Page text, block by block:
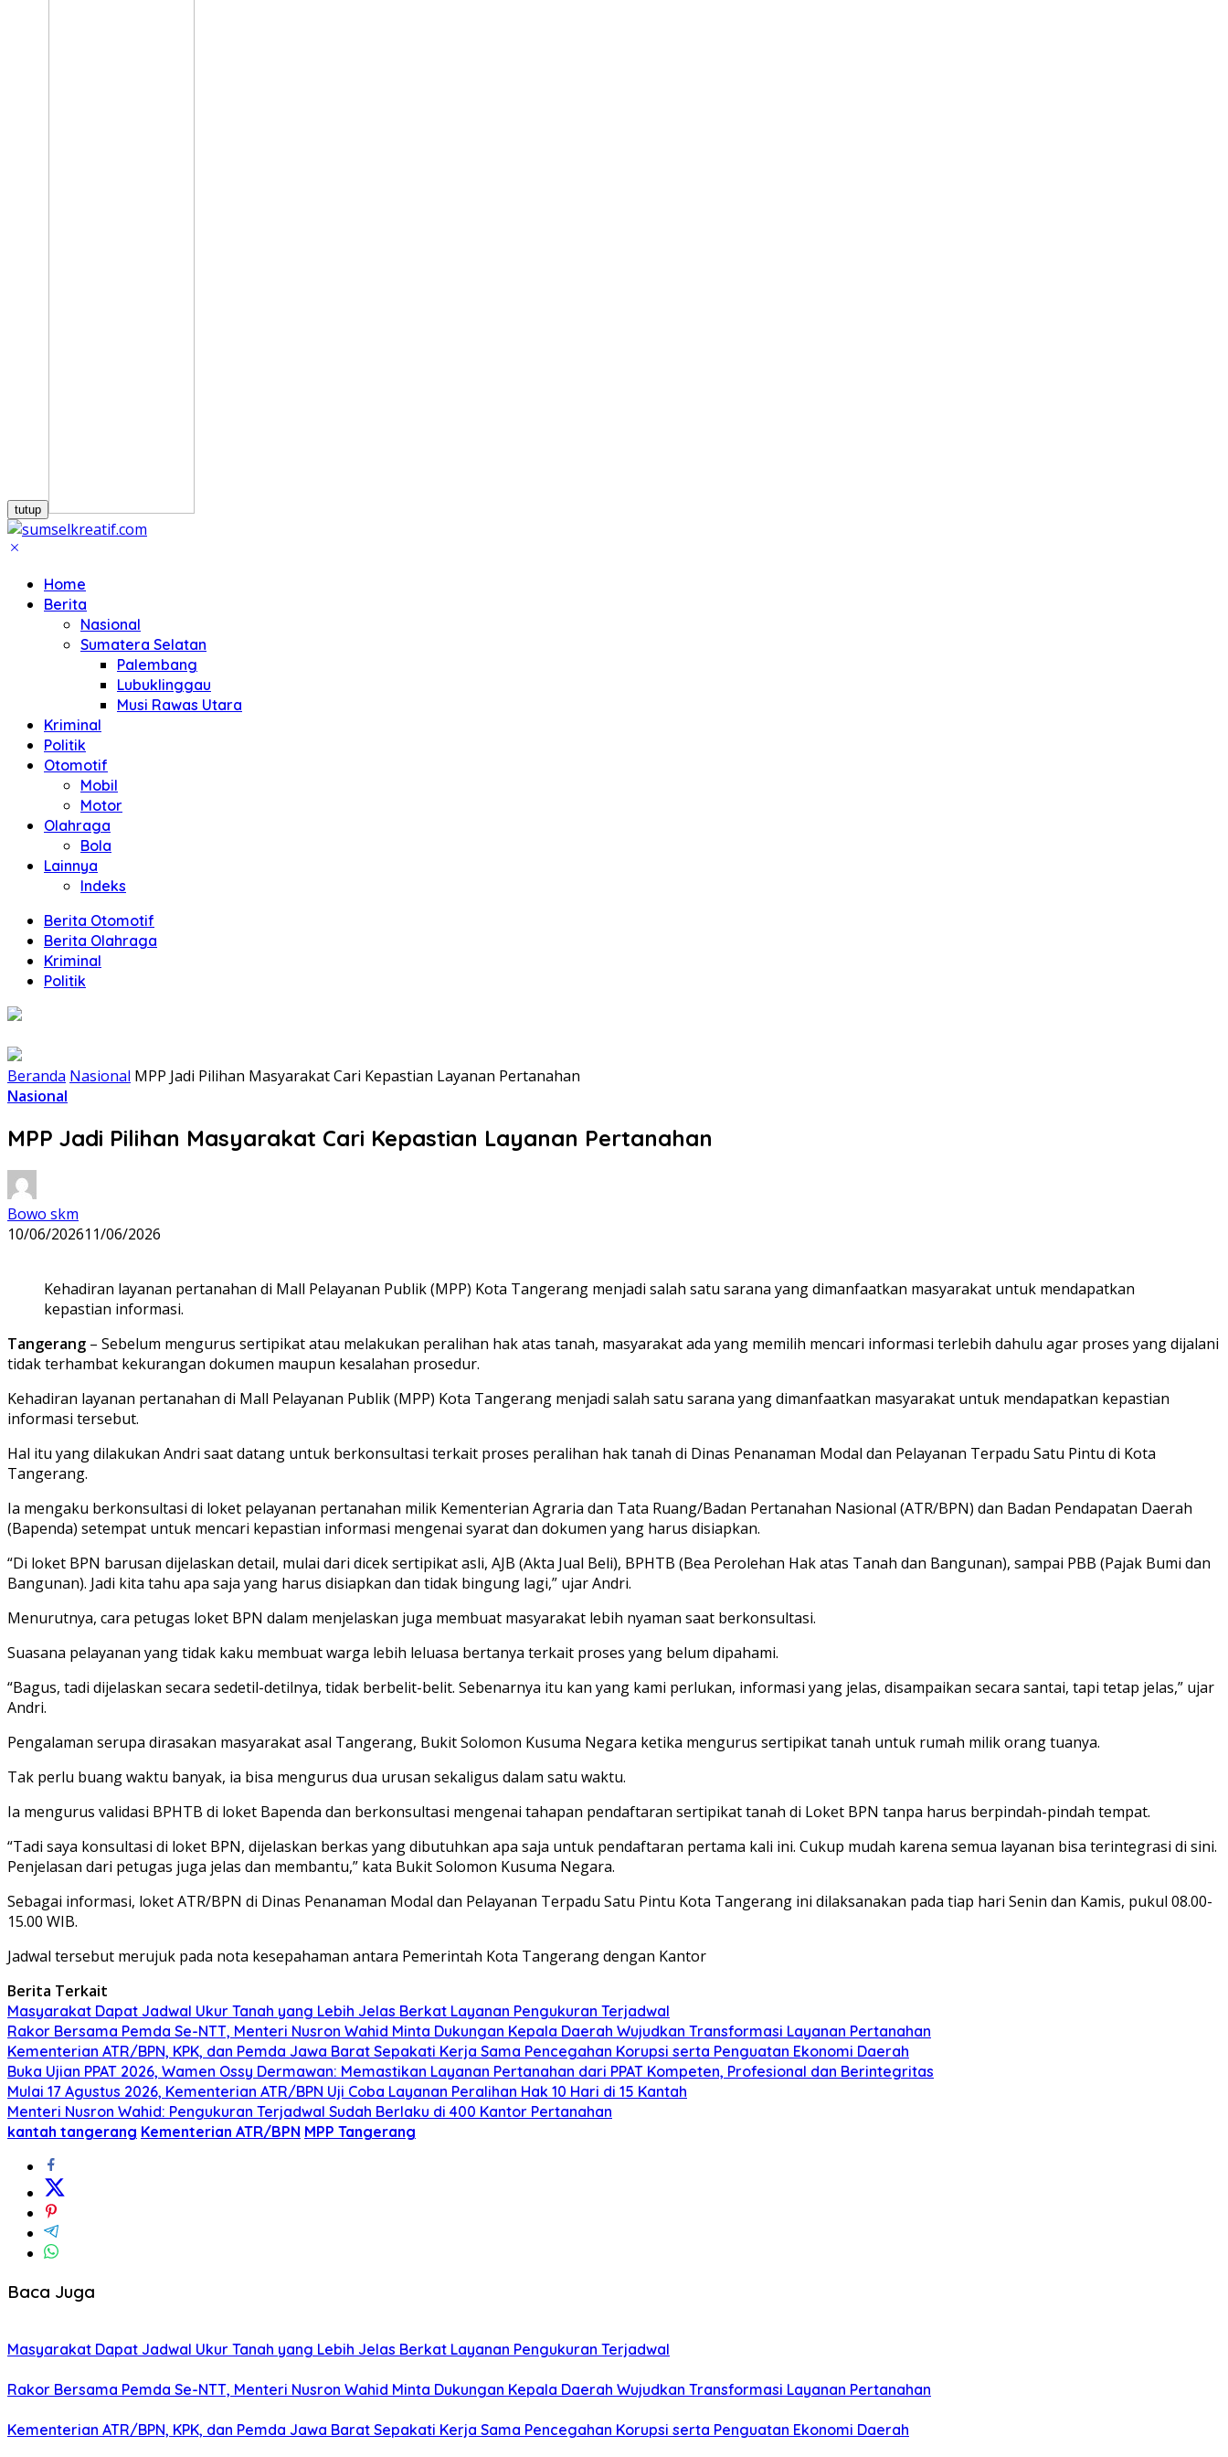
tutup
Home
Berita
Nasional
Sumatera Selatan
Palembang
Lubuklinggau
Musi Rawas Utara
Kriminal
Politik
Otomotif
Mobil
Motor
Olahraga
Bola
Lainnya
Indeks
Berita Otomotif
Berita Olahraga
Kriminal
Politik
Beranda Nasional MPP Jadi Pilihan Masyarakat Cari Kepastian Layanan Pertanahan
Nasional
MPP Jadi Pilihan Masyarakat Cari Kepastian Layanan Pertanahan
Bowo skm
10/06/202611/06/2026
Kehadiran layanan pertanahan di Mall Pelayanan Publik (MPP) Kota Tangerang menjadi salah satu sarana yang dimanfaatkan masyarakat untuk mendapatkan
kepastian informasi.
Tangerang – Sebelum mengurus sertipikat atau melakukan peralihan hak atas tanah, masyarakat ada yang memilih mencari informasi terlebih dahulu agar proses yang dijalani
tidak terhambat kekurangan dokumen maupun kesalahan prosedur.
Kehadiran layanan pertanahan di Mall Pelayanan Publik (MPP) Kota Tangerang menjadi salah satu sarana yang dimanfaatkan masyarakat untuk mendapatkan kepastian
informasi tersebut.
Hal itu yang dilakukan Andri saat datang untuk berkonsultasi terkait proses peralihan hak tanah di Dinas Penanaman Modal dan Pelayanan Terpadu Satu Pintu di Kota
Tangerang.
Ia mengaku berkonsultasi di loket pelayanan pertanahan milik Kementerian Agraria dan Tata Ruang/Badan Pertanahan Nasional (ATR/BPN) dan Badan Pendapatan Daerah
(Bapenda) setempat untuk mencari kepastian informasi mengenai syarat dan dokumen yang harus disiapkan.
“Di loket BPN barusan dijelaskan detail, mulai dari dicek sertipikat asli, AJB (Akta Jual Beli), BPHTB (Bea Perolehan Hak atas Tanah dan Bangunan), sampai PBB (Pajak Bumi dan
Bangunan). Jadi kita tahu apa saja yang harus disiapkan dan tidak bingung lagi,” ujar Andri.
Menurutnya, cara petugas loket BPN dalam menjelaskan juga membuat masyarakat lebih nyaman saat berkonsultasi.
Suasana pelayanan yang tidak kaku membuat warga lebih leluasa bertanya terkait proses yang belum dipahami.
“Bagus, tadi dijelaskan secara sedetil-detilnya, tidak berbelit-belit. Sebenarnya itu kan yang kami perlukan, informasi yang jelas, disampaikan secara santai, tapi tetap jelas,” ujar
Andri.
Pengalaman serupa dirasakan masyarakat asal Tangerang, Bukit Solomon Kusuma Negara ketika mengurus sertipikat tanah untuk rumah milik orang tuanya.
Tak perlu buang waktu banyak, ia bisa mengurus dua urusan sekaligus dalam satu waktu.
Ia mengurus validasi BPHTB di loket Bapenda dan berkonsultasi mengenai tahapan pendaftaran sertipikat tanah di Loket BPN tanpa harus berpindah-pindah tempat.
“Tadi saya konsultasi di loket BPN, dijelaskan berkas yang dibutuhkan apa saja untuk pendaftaran pertama kali ini. Cukup mudah karena semua layanan bisa terintegrasi di sini.
Penjelasan dari petugas juga jelas dan membantu,” kata Bukit Solomon Kusuma Negara.
Sebagai informasi, loket ATR/BPN di Dinas Penanaman Modal dan Pelayanan Terpadu Satu Pintu Kota Tangerang ini dilaksanakan pada tiap hari Senin dan Kamis, pukul 08.00-
15.00 WIB.
Jadwal tersebut merujuk pada nota kesepahaman antara Pemerintah Kota Tangerang dengan Kantor
Berita Terkait
Masyarakat Dapat Jadwal Ukur Tanah yang Lebih Jelas Berkat Layanan Pengukuran Terjadwal
Rakor Bersama Pemda Se-NTT, Menteri Nusron Wahid Minta Dukungan Kepala Daerah Wujudkan Transformasi Layanan Pertanahan
Kementerian ATR/BPN, KPK, dan Pemda Jawa Barat Sepakati Kerja Sama Pencegahan Korupsi serta Penguatan Ekonomi Daerah
Buka Ujian PPAT 2026, Wamen Ossy Dermawan: Memastikan Layanan Pertanahan dari PPAT Kompeten, Profesional dan Berintegritas
Mulai 17 Agustus 2026, Kementerian ATR/BPN Uji Coba Layanan Peralihan Hak 10 Hari di 15 Kantah
Menteri Nusron Wahid: Pengukuran Terjadwal Sudah Berlaku di 400 Kantor Pertanahan
kantah tangerang Kementerian ATR/BPN MPP Tangerang
Baca Juga
Masyarakat Dapat Jadwal Ukur Tanah yang Lebih Jelas Berkat Layanan Pengukuran Terjadwal
Rakor Bersama Pemda Se-NTT, Menteri Nusron Wahid Minta Dukungan Kepala Daerah Wujudkan Transformasi Layanan Pertanahan
Kementerian ATR/BPN, KPK, dan Pemda Jawa Barat Sepakati Kerja Sama Pencegahan Korupsi serta Penguatan Ekonomi Daerah